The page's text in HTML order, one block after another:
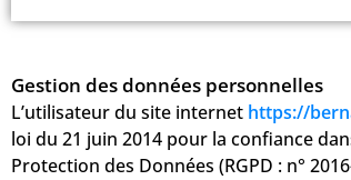
Gestion des données personnelles
L’utilisateur du site internet https://
loi du 21 juin 2014 pour la confiance
Protection des Données (RGPD : n°